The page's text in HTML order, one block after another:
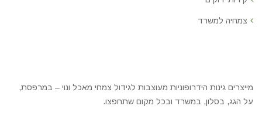
צמחיה למשרד
מייצרים גינות הידרופוניות מעוצבות לגידול צמחי מאכל ונוי – במרפסת,
על הגג, בסלון, במשרד ובכל מקום שתחפצו.